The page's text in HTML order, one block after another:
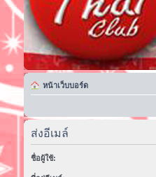
หน้าเว็บบอร์ด
ส่งอีเมล์
ชื่อผู้ใช้: